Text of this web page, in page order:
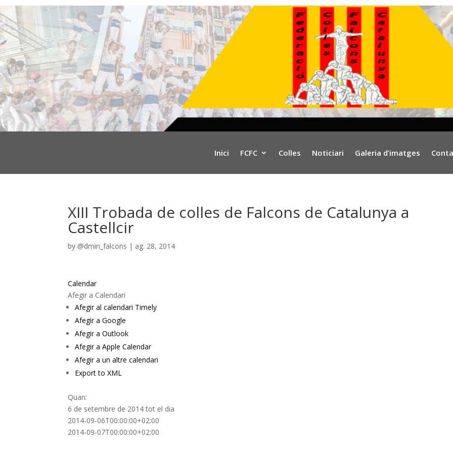
Inici FCFC Colles Noticiari Galeria d’imatges
XIII Trobada de colles de Falcons de Catalunya a
Castellcir
by @dmin_falcons | ag. 28, 2014
Calendar
Afegir a Calendari
Afegir al calendari Timely
Afegir a Google
Afegir a Outlook
Afegir a Apple Calendar
Afegir a un altre calendari
Export to XML
Quan:
6 de setembre de 2014tot el dia
2014-09-06T00:00:00+02:00
2014-09-07T00:00:00+02:00